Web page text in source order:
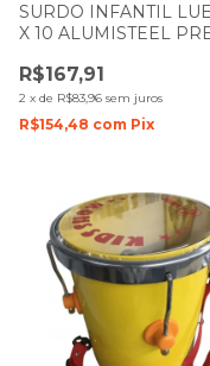
SURDO INFANTIL
X 10 ALUMISTEEL
R$167,91
2 x de R$83,96 sem juros
R$154,48 com Pix